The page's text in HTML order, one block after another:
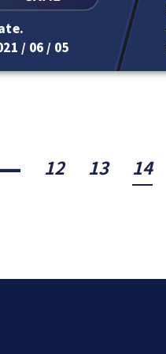
/ 06 / 05
12 13 14